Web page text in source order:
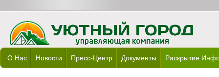
О Нас Новости Пресс-Центр Документы Раскрытие